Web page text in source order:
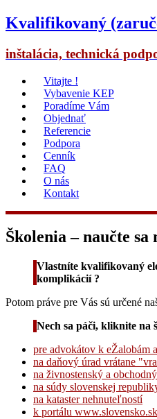
Kvalifikovaný
inštalácia, technická
Vitajte !
Vybavenie KEP
Poradíme Vám
Objednať
Referencie
Podpora
Cenník
FAQ
O nás
Kontakt
Školenia – naučte
Vlastníte kvalifikovaný
komplikácií ?
Potom práve pre Vás sú určené
Nech sa páči, kliknite na
pre advokátov k eŽalobám
na daňový úrad vrátane
na živnostenský a
na súdy slovenskej
na kataster nehnuteľností
k portálu www.slovensko.sk